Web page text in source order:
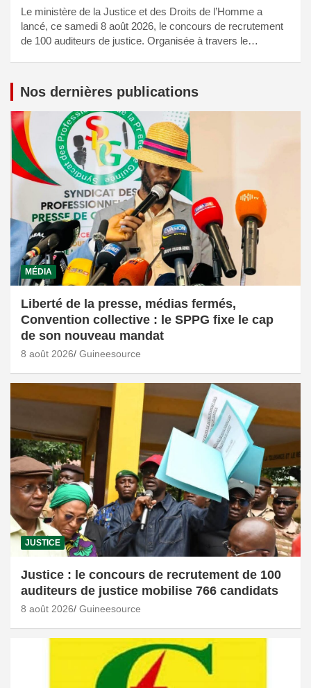
Le ministère de la Justice et des Droits de l’Homme a
lancé, ce samedi 8 août 2026, le concours de recrutement
de 100 auditeurs de justice. Organisée à travers le…
Nos dernières publications
MÉDIA
Liberté de la presse, médias fermés,
Convention collective : le SPPG fixe le cap
de son nouveau mandat
8 août 2026 Guineesource
JUSTICE
Justice : le concours de recrutement de 100
auditeurs de justice mobilise 766 candidats
8 août 2026 Guineesource